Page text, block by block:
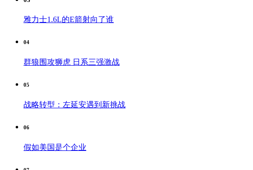
雅力士1.6L的E箭射向了谁
04
群狼围攻狮虎 日系三强激战
05
战略转型：左延安遇到新挑战
06
假如美国是个企业